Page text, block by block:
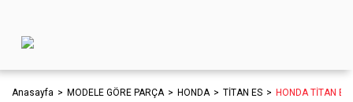
Anasayfa MODELE GÖRE PARÇA HONDA TİTAN ES HONDA TİTAN